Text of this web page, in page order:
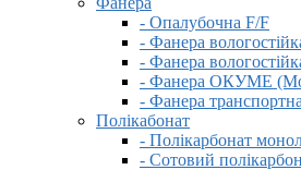
- Опалубочна F/F
- Фанера
- Фанера
- Фанера ОКУМЕ
- Фанера
Полікабонат
- Полікарбонат
- Сотовий